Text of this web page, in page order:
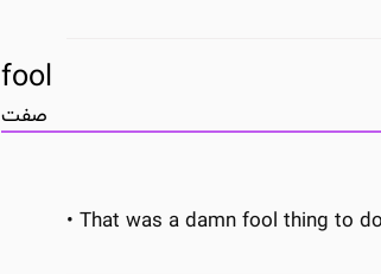
fool
صفت
That was a damn fool thing to